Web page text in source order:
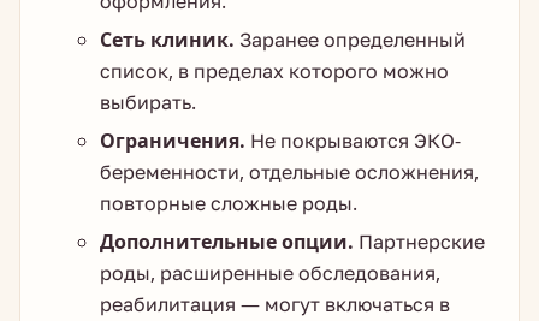
Сеть клиник. Заранее определенный
список, в пределах которого можно
выбирать.
Ограничения. Не покрываются ЭКО-
беременности, отдельные осложнения,
повторные сложные роды.
Дополнительные опции. Партнерские
роды, расширенные обследования,
реабилитация — могут включаться в